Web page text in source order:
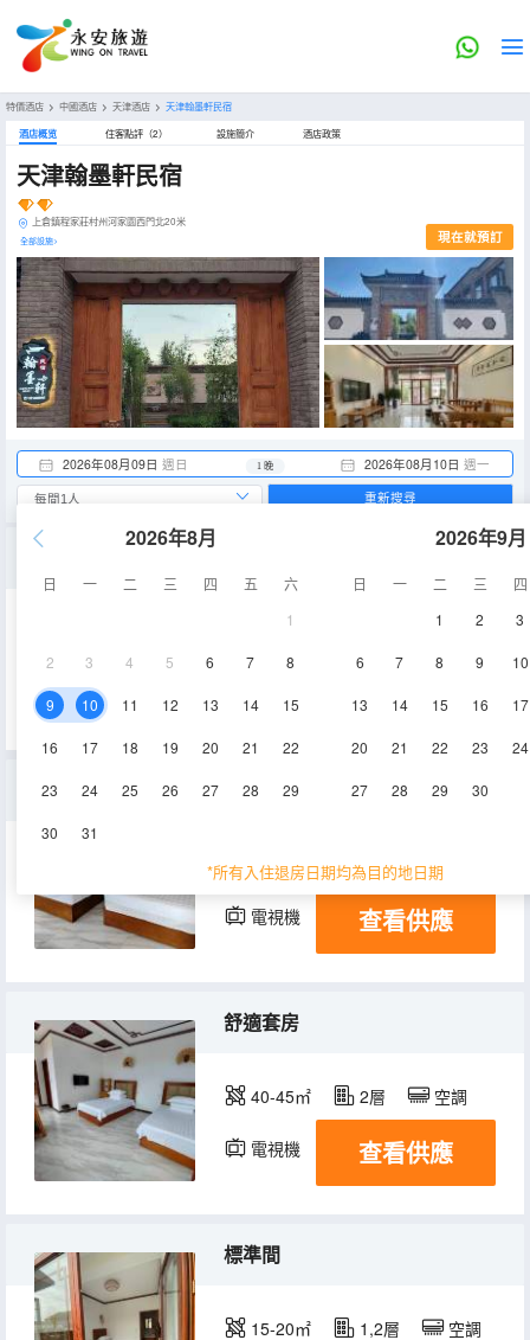
特價酒店 > 中國酒店 > 天津酒店 > 天津翰墨軒民宿
酒店概览 住客點評（2） 設施簡介 酒店政策
天津翰墨軒民宿
上倉鎮程家莊村州河家園西門北20米
全部設施> 現在就預訂
2026年08月09日 週日 2026年08月10日 週一
1 晚
2026年8月
日 一 二 三 四 五
六
1
2 3 4 5 6 7 8
9 10 11 12 13 14 15
16 17 18 19 20 21 22
23 24 25 26 27 28 29
30 31
2026年9月
日 一 二 三
四
1
2 3
6 7 8 9 10
13 14 15 16 17
20 21 22 23 24
27 28 29 30
*所有入住退房日期均為目的地日期
重新搜尋
15-20㎡ 空調
舒適三人間
15㎡ 1層 空調
電視機 查看供應
舒適套房
40-45㎡ 2層 空調
電視機 查看供應
標準間
15-20㎡ 1,2層 空調